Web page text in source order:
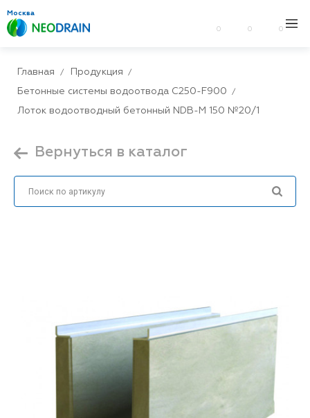
Москва
0 0 0
Главная
Продукция
Бетонные системы водоотвода С250-F900
Лоток водоотводный бетонный NDB-M 150 №20/1
Вернуться в каталог